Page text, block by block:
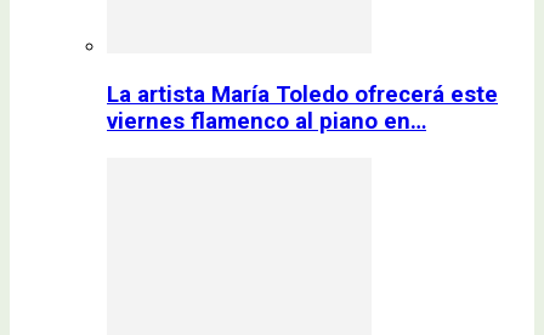
La artista María Toledo ofrecerá este
viernes flamenco al piano en…